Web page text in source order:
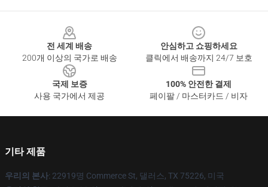
전 세계 배송
200개 이상의 국가로 배송
안심하고 쇼핑하세요
클릭에서 배송까지 24/7 보호
국제 보증
사용 국가에서 제공
100% 안전한 결제
페이팔 / 마스터카드 / 비자
기타 제품
우리의 본사: 22919명 Commerce St, 댈러스, TX 75226, 미국